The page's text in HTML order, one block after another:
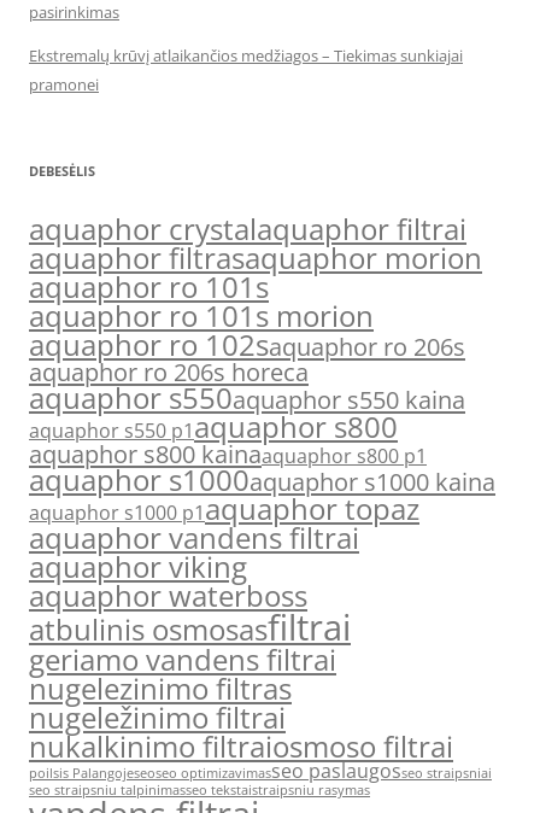
pasirinkimas
Ekstremalų krūvį atlaikančios medžiagos – Tiekimas sunkiajai
pramonei
DEBESĖLIS
aquaphor crystalaquaphor filtrai
aquaphor filtrasaquaphor morion
aquaphor ro 101s
aquaphor ro 101s morion
aquaphor ro 102saquaphor ro 206s
aquaphor ro 206s horeca
aquaphor s550aquaphor s550 kaina
aquaphor s550 p1aquaphor s800
aquaphor s800 kainaaquaphor s800 p1
aquaphor s1000aquaphor s1000 kaina
aquaphor s1000 p1aquaphor topaz
aquaphor vandens filtrai
aquaphor viking
aquaphor waterboss
atbulinis osmosasfiltrai
geriamo vandens filtrai
nugelezinimo filtras
nugeležinimo filtrai
nukalkinimo filtraiosmoso filtrai
poilsis Palangojeseoseo optimizavimasseo paslaugosseo straipsniai
seo straipsniu talpinimasseo tekstaistraipsniu rasymas